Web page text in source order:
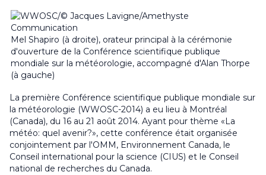
Mel Shapiro (à droite), orateur principal à la cérémonie
d'ouverture de la Conférence scientifique publique
mondiale sur la météorologie, accompagné d'Alan Thorpe
(à gauche)
La première Conférence scientifique publique mondiale sur
la météorologie (WWOSC-2014) a eu lieu à Montréal
(Canada), du 16 au 21 août 2014. Ayant pour thème «La
météo: quel avenir?», cette conférence était organisée
conjointement par l'OMM, Environnement Canada, le
Conseil international pour la science (CIUS) et le Conseil
national de recherches du Canada.